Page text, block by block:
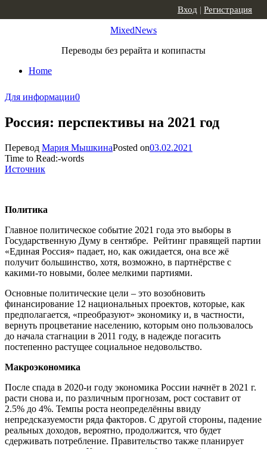
MixedNews
Переводы без рерайта и копипасты
Home
Вход | Регистрация
Для информации0
Россия: перспективы на 2021 год
Перевод Мария МышкинаPosted on03.02.2021
Time to Read:-words
Источник
Политика
Главное политическое событие 2021 года это выборы в
Государственную Думу в сентябре. Рейтинг правящей партии
«Единая Россия» падает, но, как ожидается, она все жё
получит большинство, хотя, возможно, в партнёрстве с
какими-то новыми, более мелкими партиями.
Основные политические цели – это возобновить
финансирование 12 национальных проектов, которые, как
предполагается, «преобразуют» экономику и, в частности,
вернуть процветание населению, которым оно пользовалось
до начала стагнации в 2011 году, в надежде погасить
постепенно растущее социальное недовольство.
Макроэкономика
После спада в 2020-и году экономика России начнёт в 2021 г.
расти снова и, по различным прогнозам, рост составит от
2.5% до 4%. Темпы роста неопределённы ввиду
непредсказуемости ряда факторов. С другой стороны, падение
реальных доходов, вероятно, продолжится, что будет
сдерживать потребление. Правительство также планирует